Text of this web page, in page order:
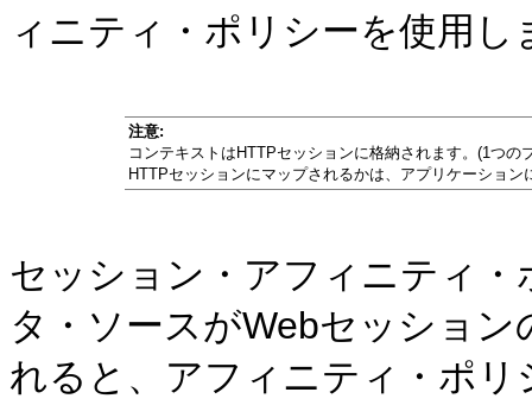
ィニティ・ポリシーを使用し
注意:
コンテキストはHTTPセッションに格納されます。(1つ
HTTPセッションにマップされるかは、アプリケーション
セッション・アフィニティ
タ・ソースがWebセッショ
れると、アフィニティ・ポ